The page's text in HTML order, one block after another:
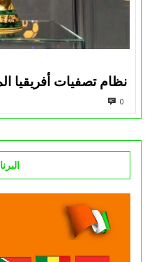
نظام تصفيات أفريقيا
0